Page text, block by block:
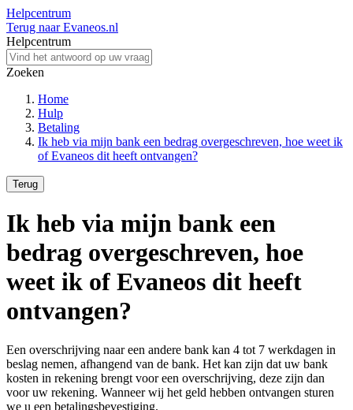
Helpcentrum
Terug naar Evaneos.nl
Helpcentrum
Zoeken
Home
Hulp
Betaling
Ik heb via mijn bank een bedrag overgeschreven, hoe weet ik
of Evaneos dit heeft ontvangen?
Terug
Ik heb via mijn bank een
bedrag overgeschreven, hoe
weet ik of Evaneos dit heeft
ontvangen?
Een overschrijving naar een andere bank kan 4 tot 7 werkdagen in
beslag nemen, afhangend van de bank. Het kan zijn dat uw bank
kosten in rekening brengt voor een overschrijving, deze zijn dan
voor uw rekening. Wanneer wij het geld hebben ontvangen sturen
we u een betalingsbevestiging.